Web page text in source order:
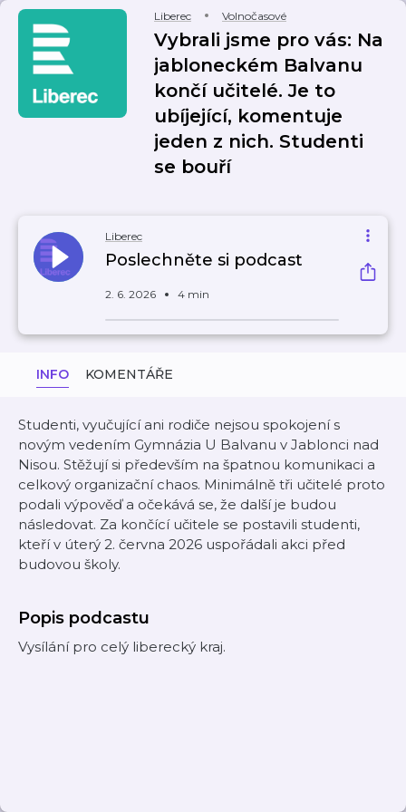
Liberec Volnočasové
Vybrali jsme pro vás: Na
jabloneckém Balvanu
končí učitelé. Je to
ubíjející, komentuje
jeden z nich. Studenti
se bouří
Liberec
Poslechněte si podcast
2. 6. 2026 4 min
INFO KOMENTÁŘE
Studenti, vyučující ani rodiče nejsou spokojení s
novým vedením Gymnázia U Balvanu v Jablonci nad
Nisou. Stěžují si především na špatnou komunikaci a
celkový organizační chaos. Minimálně tři učitelé proto
podali výpověď a očekává se, že další je budou
následovat. Za končící učitele se postavili studenti,
kteří v úterý 2. června 2026 uspořádali akci před
budovou školy.
Popis podcastu
Vysílání pro celý liberecký kraj.